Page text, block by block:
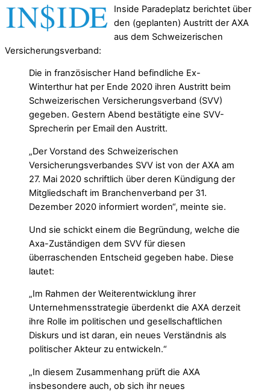
Inside Paradeplatz berichtet über
den (geplanten) Austritt der AXA
aus dem Schweizerischen
Versicherungsverband:
Die in französischer Hand befindliche Ex-
Winterthur hat per Ende 2020 ihren Austritt beim
Schweizerischen Versicherungsverband (SVV)
gegeben. Gestern Abend bestätigte eine SVV-
Sprecherin per Email den Austritt.
„Der Vorstand des Schweizerischen
Versicherungsverbandes SVV ist von der AXA am
27. Mai 2020 schriftlich über deren Kündigung der
Mitgliedschaft im Branchenverband per 31.
Dezember 2020 informiert worden“, meinte sie.
Und sie schickt einem die Begründung, welche die
Axa-Zuständigen dem SVV für diesen
überraschenden Entscheid gegeben habe. Diese
lautet:
„Im Rahmen der Weiterentwicklung ihrer
Unternehmensstrategie überdenkt die AXA derzeit
ihre Rolle im politischen und gesellschaftlichen
Diskurs und ist daran, ein neues Verständnis als
politischer Akteur zu entwickeln.“
„In diesem Zusammenhang prüft die AXA
insbesondere auch, ob sich ihr neues